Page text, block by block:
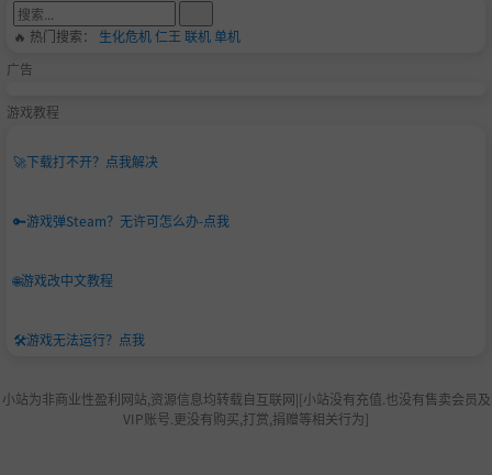
🔥 热门搜索： 生化危机仁王 联机单机
广告
游戏教程
🚀下载打不开？点我解决
🔑游戏弹Steam？无许可怎么办-点我
🌐游戏改中文教程
🛠️游戏无法运行？点我
小站为非商业性盈利网站,资源信息均转载自互联网|[小站没有充值.也没有售卖会员及
VIP账号.更没有购买,打赏,捐赠等相关行为]